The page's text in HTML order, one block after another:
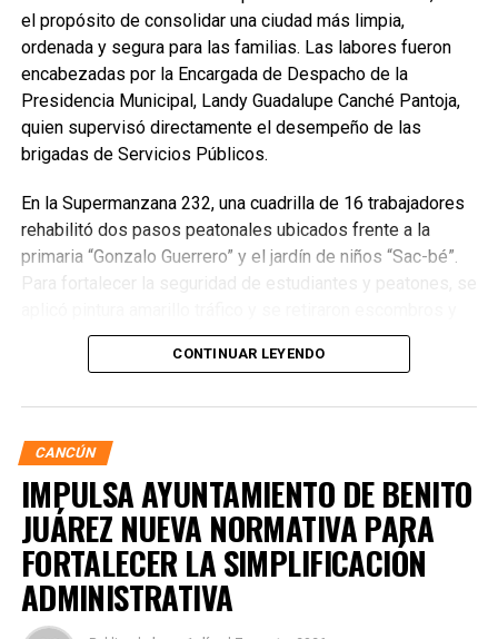
el propósito de consolidar una ciudad más limpia,
ordenada y segura para las familias. Las labores fueron
encabezadas por la Encargada de Despacho de la
Presidencia Municipal, Landy Guadalupe Canché Pantoja,
quien supervisó directamente el desempeño de las
brigadas de Servicios Públicos.
En la Supermanzana 232, una cuadrilla de 16 trabajadores
rehabilitó dos pasos peatonales ubicados frente a la
primaria “Gonzalo Guerrero” y el jardín de niños “Sac-bé”.
Para fortalecer la seguridad de estudiantes y peatones, se
residuos vegetales acumulados en la zona. Estas
acciones buscan garantizar entornos escolares más
CONTINUAR LEYENDO
CANCÚN
IMPULSA AYUNTAMIENTO DE BENITO
JUÁREZ NUEVA NORMATIVA PARA
FORTALECER LA SIMPLIFICACIÓN
ADMINISTRATIVA